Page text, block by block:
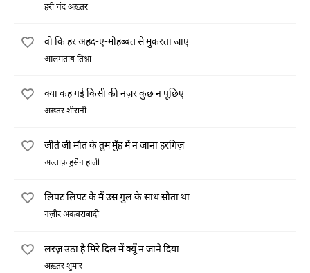
हरी चंद अख़्तर
वो कि हर अहद-ए-मोहब्बत से मुकरता जाए
आलमताब तिश्ना
क्या कह गई किसी की नज़र कुछ न पूछिए
अख़्तर शीरानी
जीते जी मौत के तुम मुँह में न जाना हरगिज़
अल्ताफ़ हुसैन हाली
लिपट लिपट के मैं उस गुल के साथ सोता था
नज़ीर अकबराबादी
लरज़ उठा है मिरे दिल में क्यूँ न जाने दिया
अख़्तर शुमार